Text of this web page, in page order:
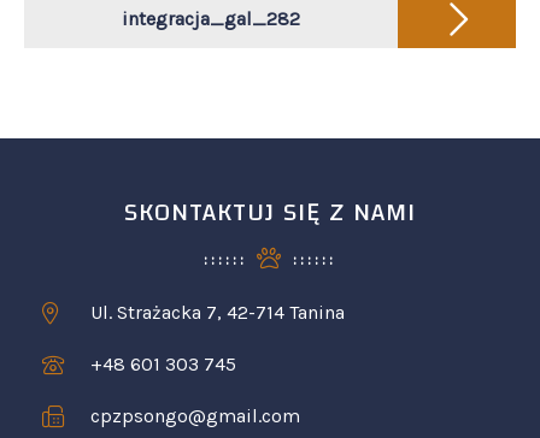
integracja_gal_282
SKONTAKTUJ SIĘ Z NAMI
Ul. Strażacka 7, 42-714 Tanina
+48 601 303 745
cpzpsongo@gmail.com